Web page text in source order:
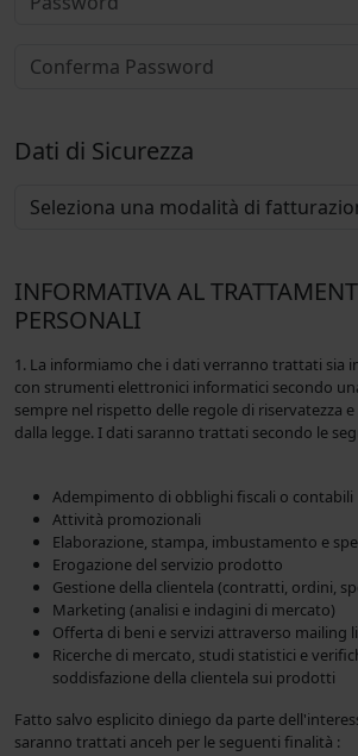
Dati di Sicurezza
INFORMATIVA AL
PERSONALI
1. La informiamo che i dati verranno trattati sia
con strumenti elettronici informatici secondo
sempre nel rispetto delle regole di riservatezza e sicurezza previste
dalla legge. I dati saranno trattati secondo le
Adempimento di obblighi fiscali o contabili
Attività promozionali
Elaborazione, stampa, imbustamento e
Erogazione del servizio prodotto
Gestione della clientela (contratti, ordini,
Marketing (analisi e indagini di mercato)
Offerta di beni e servizi attraverso mailing
Ricerche di mercato, studi statistici e
soddisfazione della clientela sui prodotti
Fatto salvo esplicito diniego da parte
saranno trattati anceh per le seguenti finalità :